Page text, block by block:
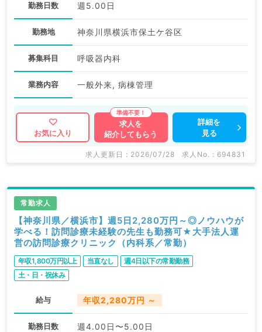
勤務日数 週5.00日
勤務地 神奈川県横浜市保土ケ谷区
募集科目 呼吸器内科
業務内容 一般外来, 病棟管理
お気に入り
求人を
紹介してもらう
詳細を
見る
求人更新日 : 2026/07/28 求人No. : 694831
常勤求人
【神奈川県／横浜市】週5日2,280万円～◎ノウハウが
学べる！訪問診療未経験の先生も勤務可★大手法人運
営の訪問診療クリニック（内科系／常勤）
年収1,800万円以上 当直なし
週4日以下の常勤勤務
土・日・祝休み
給与 年収2,280万円 ～
勤務日数 週4.00日〜5.00日